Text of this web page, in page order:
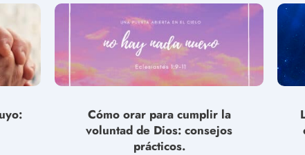
Cómo orar para cumplir la
voluntad de Dios: consejos
prácticos.